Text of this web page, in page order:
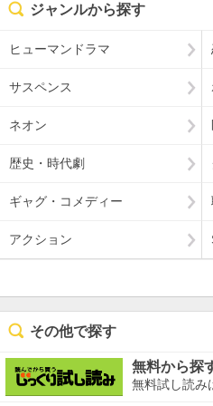
ジャンルから探す
ヒューマンドラマ
サスペンス
ネオン
歴史・時代劇
ギャグ・コメディー
アクション
その他で探す
無料から探
無料試し読み